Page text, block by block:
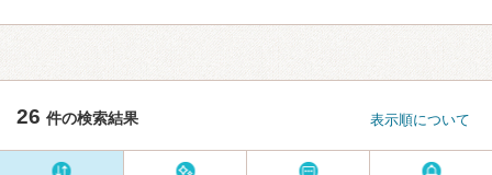
26 件の検索結果 表示順について